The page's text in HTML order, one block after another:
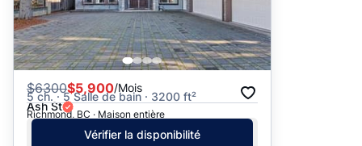
$6300$5,900/Mois
5 ch. · 5 Salle de bain · 3200 ft²
Ash St
Richmond, BC · Maison entière
Vérifier la disponibilité